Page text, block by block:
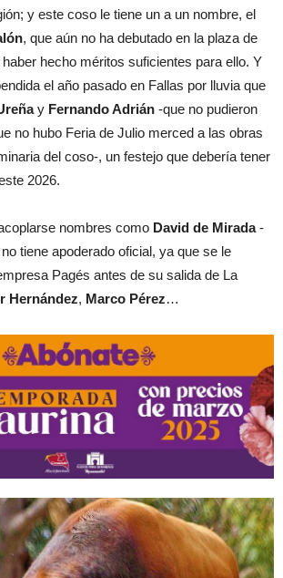
y este coso le tiene un a un nombre, el
, que aún no ha debutado en la plaza de
hecho méritos suficientes para ello. Y
el año pasado en Fallas por lluvia que
y Fernando Adrián -que no pudieron
no hubo Feria de Julio merced a las obras
del coso-, un festejo que debería tener
2026.
nombres como David de Mirada-
tiene apoderado oficial, ya que se le
Pagés antes de su salida de La
Hernández, Marco Pérez…